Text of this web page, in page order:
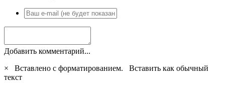
Добавить комментарий...
×
Вставлено с форматированием. Вставить как обычный
текст